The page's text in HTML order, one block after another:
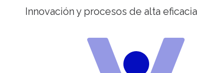
Innovación y procesos de alta eficacia